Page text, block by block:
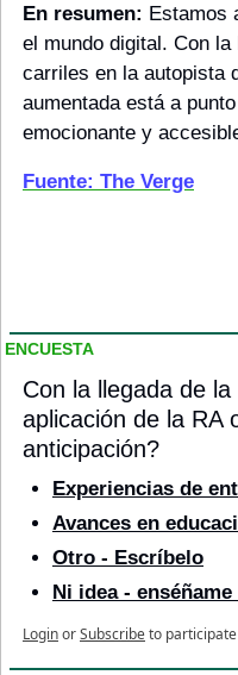
En resumen: Estamos
el mundo digital. Con
carriles en la autopista
aumentada está a
emocionante y
Fuente: The Verge
ENCUESTA
Con la llegada de
aplicación de la RA
anticipación?
Experiencias de
Avances en
Otro - Escríbelo
Ni idea -
LoginorSubscribeto participate